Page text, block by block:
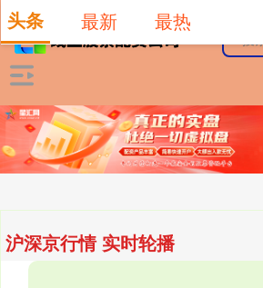
沪深京行情 实时轮播
头条 最新 最热